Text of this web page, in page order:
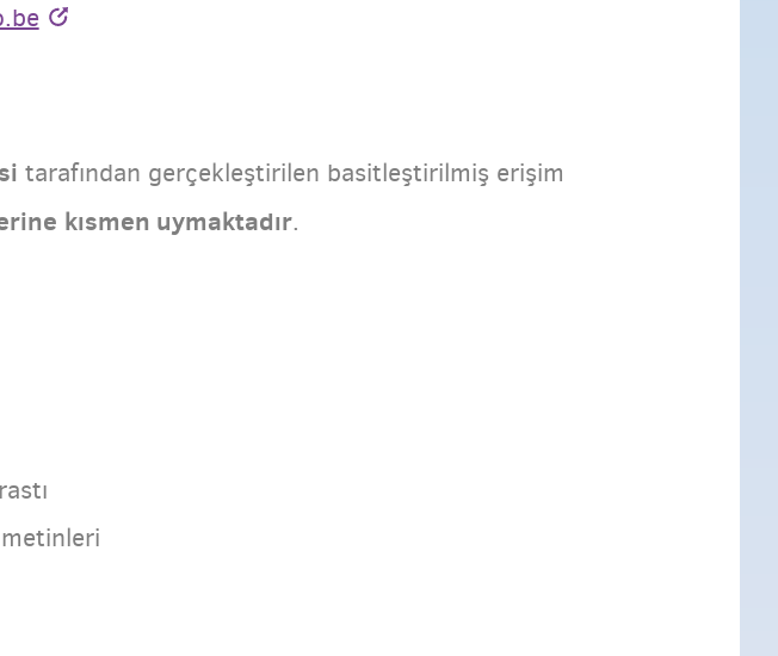
tarafından gerçekleştirilen basitleştirilmiş erişim
kısmen uymaktadır.